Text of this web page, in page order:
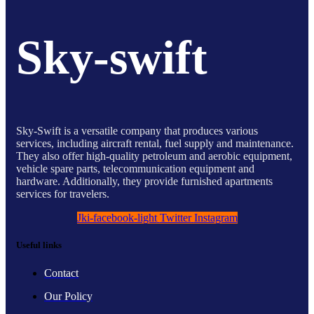
Sky-swift
Sky-Swift is a versatile company that produces various
services, including aircraft rental, fuel supply and maintenance.
They also offer high-quality petroleum and aerobic equipment,
vehicle spare parts, telecommunication equipment and
hardware. Additionally, they provide furnished apartments
services for travelers.
Jki-facebook-light Twitter Instagram
Useful links
Contact
Our Policy